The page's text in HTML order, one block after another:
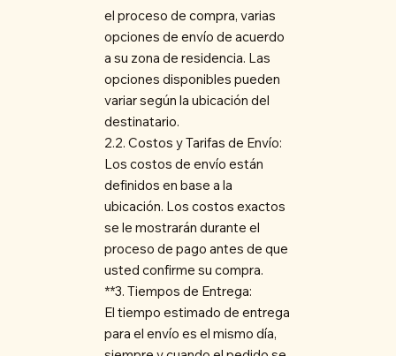
el proceso de compra, varias
opciones de envío de acuerdo
a su zona de residencia. Las
opciones disponibles pueden
variar según la ubicación del
destinatario.
2.2. Costos y Tarifas de Envío:
Los costos de envío están
definidos en base a la
ubicación. Los costos exactos
se le mostrarán durante el
proceso de pago antes de que
usted confirme su compra.
**3. Tiempos de Entrega:
El tiempo estimado de entrega
para el envío es el mismo día,